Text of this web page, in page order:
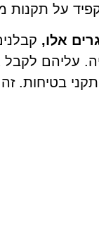
על תקנות
אלו,
עליהם
ותקני בטיחות.